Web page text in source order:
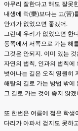
아무리 잘한다고 해도 잘못
내생에 락(樂)보다는 고(苦)
안과가 없었으면 좋겠어.
그런데 우리가 없었으면 한
동쪽에서 서쪽으로 가는 해
그것은 안되지. 이미 있는
자연의 법칙, 인과의 법칙에
벗어나는 길은 오직 영원히
해탈의 길로 가는 방법 밖에
그 길로 가는 것이 좋지 않겠
또 한번은 여름에 젊은 학생
다리가 아파서 걷지도 못하